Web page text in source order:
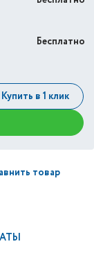
Бесплатно
Купить в 1 клик